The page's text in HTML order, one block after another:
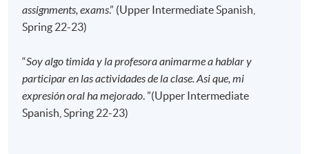
120小時
40講
地點
港大保良何鴻燊社區書院
assignments, exams.” (Upper Intermediate Spanish,
Spring 22-23)
“Soy algo timida y la profesora animarme a hablar y
participar en las actividades de la clase. Asi que, mi
expresión oral ha mejorado . ”(Upper Intermediate
Spanish, Spring 22-23)